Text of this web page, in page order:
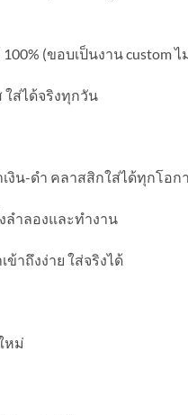
(ขอบเป็นงาน custom
ใส่ได้จริงทุกวัน
งิน-ดำ คลาสสิกใส่ได้ทุกโอก
ลำลองและทำงาน
ข้าถึงง่าย ใส่จริงได้
หม่